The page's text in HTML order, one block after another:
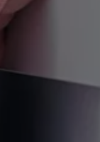
und Shop
und Radio